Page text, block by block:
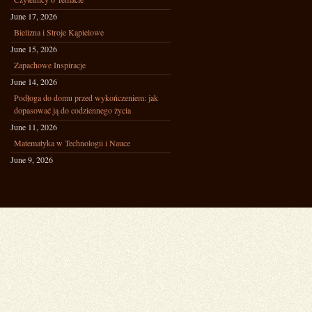
June 17, 2026
Bielizna i Stroje Kąpielowe
June 15, 2026
Zapachowe Inspiracje
June 14, 2026
Podłoga do domu przed wykończeniem: jak
dopasować ją do codziennego życia
June 11, 2026
Matematyka w Technologii i Nauce
June 9, 2026